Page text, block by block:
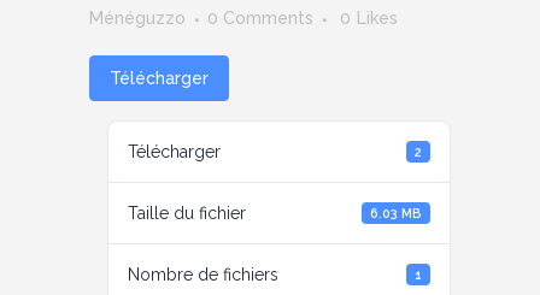
Ménéguzzo
0 Comments 0 Likes
Télécharger
Télécharger 2
Taille du fichier 6.03 MB
Nombre de fichiers 1